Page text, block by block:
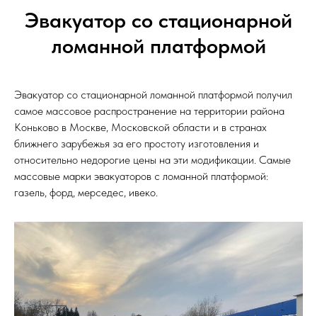
Эвакуатор со стационарной
ломанной платформой
Эвакуатор со стационарной ломанной платформой получил
самое массовое распространение на территории района
Коньково в Москве, Московской области и в странах
ближнего зарубежья за его простоту изготовления и
относительно недорогие цены на эти модификации. Самые
массовые марки эвакуаторов с ломанной платформой:
газель, форд, мерседес, ивеко.